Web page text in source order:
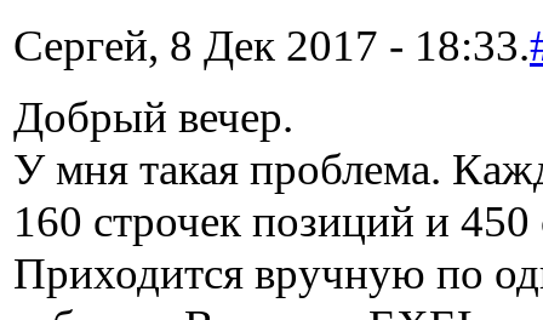
Сергей, 8 Дек 2017 - 18:33.
Добрый вечер.
У мня такая проблема.
160 строчек позиций и
Приходится вручную по